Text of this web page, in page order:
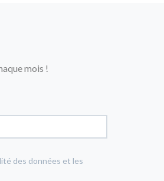
mois !
des données et les